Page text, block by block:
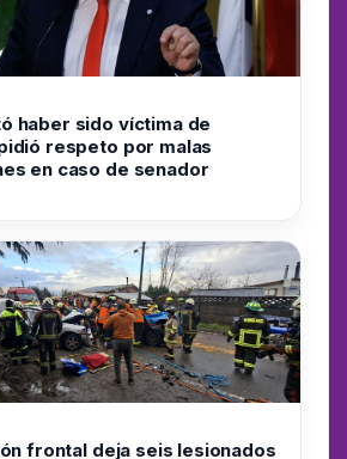
haber sido víctima de
respeto por malas
en caso de senador
frontal deja seis lesionados